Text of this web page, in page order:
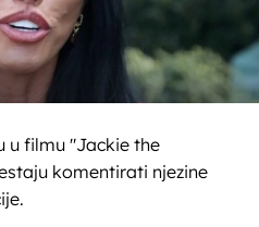
u filmu "Jackie the
komentirati njezine